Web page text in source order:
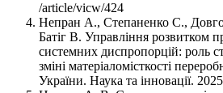
/article/vicw/424
Непран А., Степаненко С.,
Батіг В. Управління розвитком
системних диспропорцій: роль
зміні матеріаломісткості
України. Наука та інновації.